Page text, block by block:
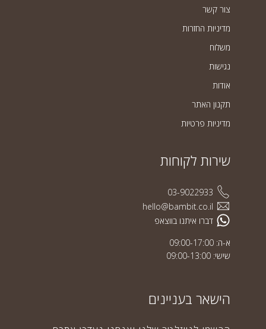
צור קשר
מדיניות החזרות
משלוח
נגישות
אודות
תקנון האתר
מדיניות פרטיות
שירות לקוחות
03-9022933
hello@bambit.co.il
דברו איתנו בווצאפ
א-ה: 09:00-17:00
שישי: 09:00-13:00
הישאר בעניינים